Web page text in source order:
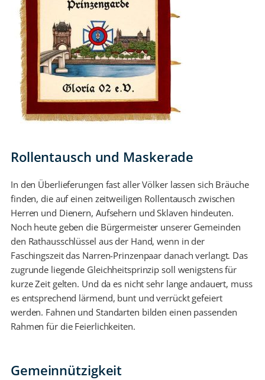
Rollentausch und Maskerade
In den Überlieferungen fast aller Völker lassen sich Bräuche
finden, die auf einen zeitweiligen Rollentausch zwischen
Herren und Dienern, Aufsehern und Sklaven hindeuten.
Noch heute geben die Bürgermeister unserer Gemeinden
den Rathausschlüssel aus der Hand, wenn in der
Faschingszeit das Narren-Prinzenpaar danach verlangt. Das
zugrunde liegende Gleichheitsprinzip soll wenigstens für
kurze Zeit gelten. Und da es nicht sehr lange andauert, muss
es entsprechend lärmend, bunt und verrückt gefeiert
werden. Fahnen und Standarten bilden einen passenden
Rahmen für die Feierlichkeiten.
Gemeinnützigkeit